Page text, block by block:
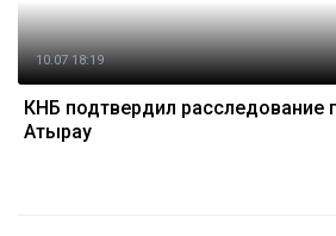
10.07 18:19
КНБ подтвердил расследование
Атырау